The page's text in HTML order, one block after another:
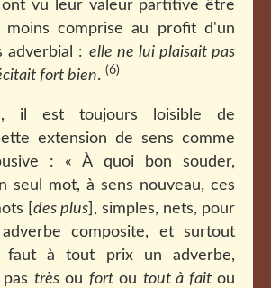
ont vu leur valeur partitive être
comprise au profit d'un
adverbial : elle ne lui plaisait pas
fort bien. (6)
il est toujours loisible de
extension de sens comme
: « À quoi bon souder,
seul mot, à sens nouveau, ces
[ des plus ], simples, nets, pour
composite, et surtout
faut à tout prix un adverbe,
trèsou fortou tout à faitou